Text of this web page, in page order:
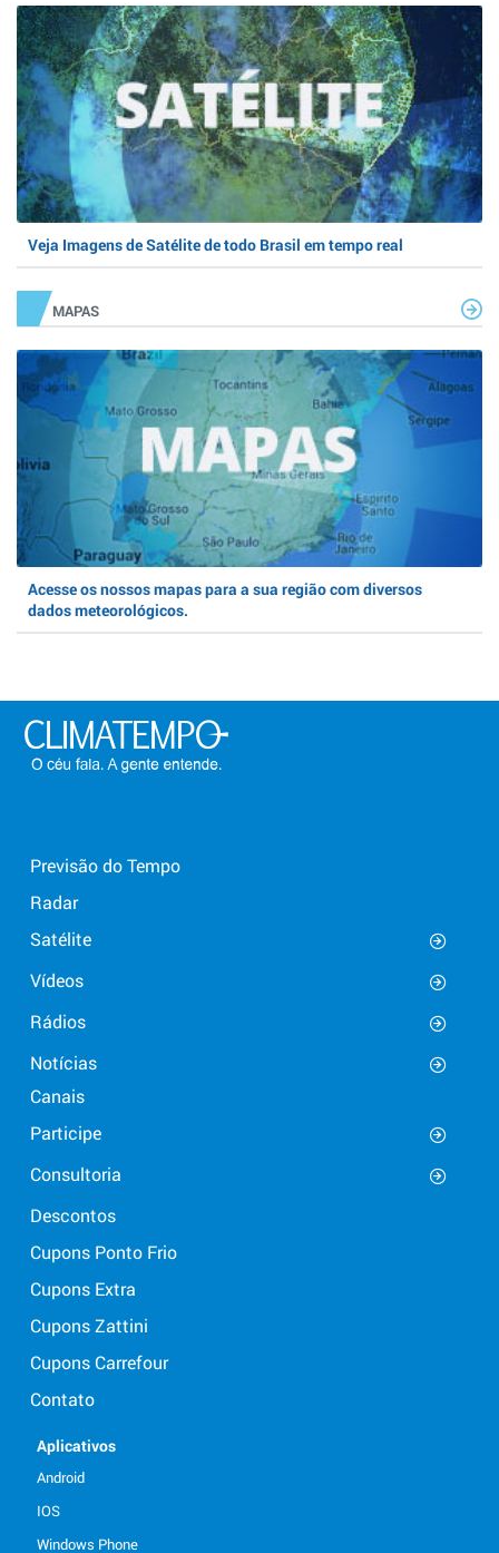
Veja Imagens de Satélite de todo Brasil em tempo real
MAPAS
Acesse os nossos mapas para a sua região com diversos
dados meteorológicos.
Previsão do Tempo
Radar
Satélite
Vídeos
Rádios
Notícias
Canais
Participe
Consultoria
Descontos
Cupons Ponto Frio
Cupons Extra
Cupons Zattini
Cupons Carrefour
Contato
Aplicativos
Android
IOS
Windows Phone